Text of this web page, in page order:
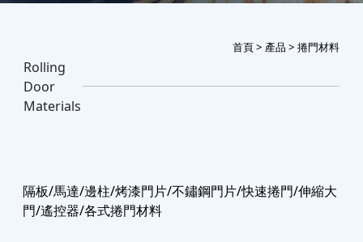
首頁> 產品 > 捲門材料
Rolling
Door
Materials
隔板/馬達/邊柱/烤漆門片/不鏽鋼門片/快速捲門/伸縮大
門/遙控器/各式捲門材料